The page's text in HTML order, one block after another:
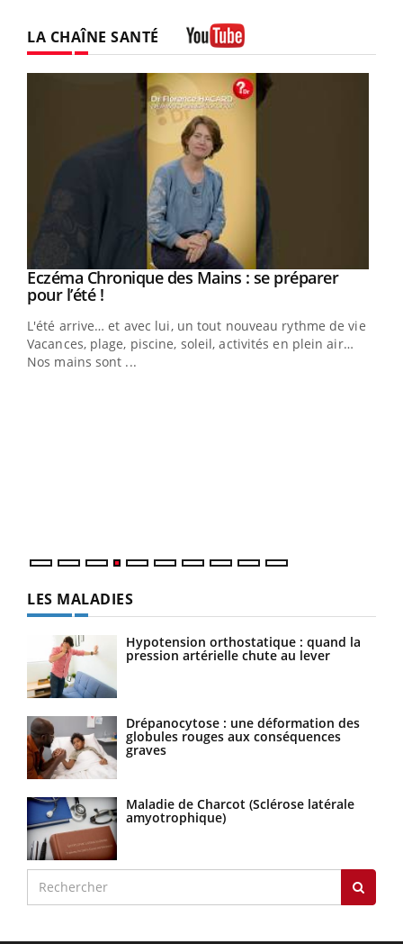
LA CHAÎNE SANTÉ
Youtube
Eczéma Chronique des Mains : se préparer
pour l’été !Youtube
L'été arrive… et avec lui, un tout nouveau rythme de vie !
Vacances, plage, piscine, soleil, activités en plein air…
Nos mains sont ...
LES MALADIES
Hypotension orthostatique : quand la
pression artérielle chute au lever
Drépanocytose : une déformation des
globules rouges aux conséquences
graves
Maladie de Charcot (Sclérose latérale
amyotrophique)